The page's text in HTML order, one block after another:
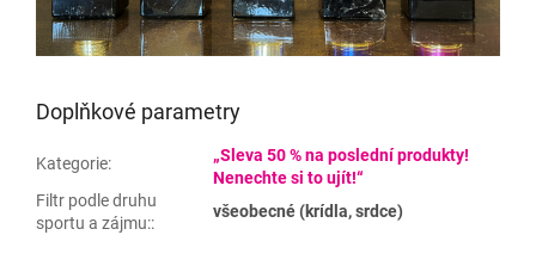
Doplňkové parametry
Kategorie:
„Sleva 50 % na poslední produkty!
Nenechte si to ujít!“
Filtr podle druhu
sportu a zájmu::
všeobecné (krídla, srdce)